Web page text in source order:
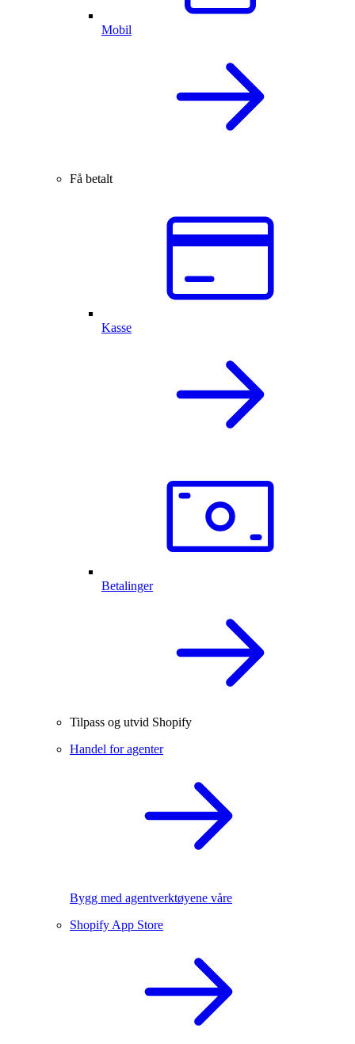
Mobil
Få betalt
Kasse
Betalinger
Tilpass og utvid Shopify
Handel for agenter
Bygg med agentverktøyene våre
Shopify App Store